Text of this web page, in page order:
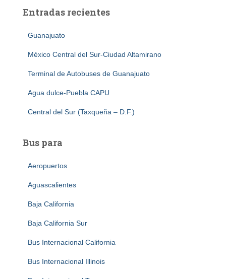
Entradas recientes
Guanajuato
México Central del Sur-Ciudad Altamirano
Terminal de Autobuses de Guanajuato
Agua dulce-Puebla CAPU
Central del Sur (Taxqueña – D.F.)
Bus para
Aeropuertos
Aguascalientes
Baja California
Baja California Sur
Bus Internacional California
Bus Internacional Illinois